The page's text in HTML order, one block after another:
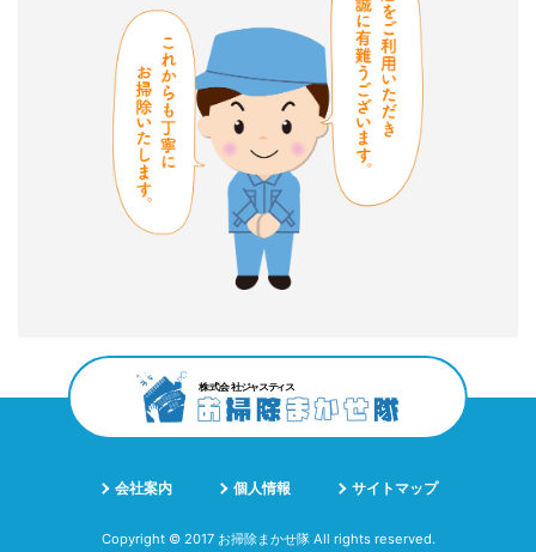
会社案内 個人情報 サイトマップ
Copyright © 2017 お掃除まかせ隊 All rights reserved.